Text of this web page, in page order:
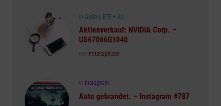
Posted
in
in Aktien, ETF + So.
Aktienverkauf: NVIDIA Corp. –
US67066G1040
Posted
von netzkapitaen
Posted
in Instagram
Auto gebrandet. – Instagram #787